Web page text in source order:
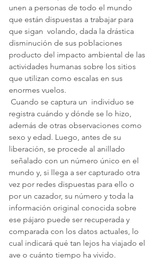
unen a personas de todo el mundo
que están dispuestas a trabajar para
que sigan  volando, dada la drástica
disminución de sus poblaciones
producto del impacto ambiental de las
actividades humanas sobre los sitios
que utilizan como escalas en sus
enormes vuelos.
registra cuándo y dónde se lo hizo,
además de otras observaciones como
sexo y edad. Luego, antes de su
liberación, se procede al anillado
señalado con un número único en el
mundo y, si llega a ser capturado otra
vez por redes dispuestas para ello o
por un cazador, su número y toda la
información original conocida sobre
ese pájaro puede ser recuperada y
comparada con los datos actuales, lo
cual indicará qué tan lejos ha viajado el
ave o cuánto tiempo ha vivido.